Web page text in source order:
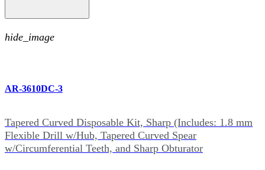
hide_image
AR-3610DC-3
Tapered Curved Disposable Kit, Sharp (Includes: 1.8 mm
Flexible Drill w/Hub, Tapered Curved Spear
w/Circumferential Teeth, and Sharp Obturator